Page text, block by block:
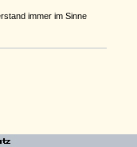
immer im Sinne